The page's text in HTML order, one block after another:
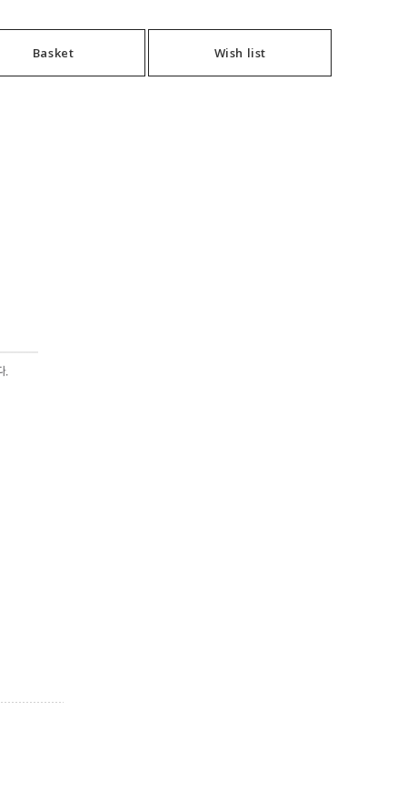
Basket Wish list